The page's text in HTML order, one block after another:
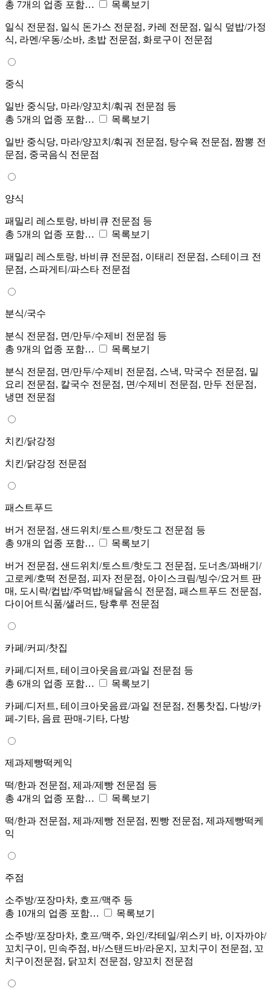
총 7개의 업종 포함… 목록보기
일식 전문점, 일식 돈가스 전문점, 카레 전문점, 일식 덮밥/가정
식, 라멘/우동/소바, 초밥 전문점, 화로구이 전문점
중식
일반 중식당, 마라/양꼬치/훠궈 전문점 등
총 5개의 업종 포함…
목록보기
일반 중식당, 마라/양꼬치/훠궈 전문점, 탕수육 전문점, 짬뽕 전
문점, 중국음식 전문점
양식
패밀리 레스토랑, 바비큐 전문점 등
총 5개의 업종 포함…
목록보기
패밀리 레스토랑, 바비큐 전문점, 이태리 전문점, 스테이크 전
문점, 스파게티/파스타 전문점
분식/국수
분식 전문점, 면/만두/수제비 전문점 등
총 9개의 업종 포함…
목록보기
분식 전문점, 면/만두/수제비 전문점, 스낵, 막국수 전문점, 밀
요리 전문점, 칼국수 전문점, 면/수제비 전문점, 만두 전문점,
냉면 전문점
치킨/닭강정
치킨/닭강정 전문점
패스트푸드
버거 전문점, 샌드위치/토스트/핫도그 전문점 등
총 9개의 업종 포함…
목록보기
버거 전문점, 샌드위치/토스트/핫도그 전문점, 도너츠/꽈배기/
고로케/호떡 전문점, 피자 전문점, 아이스크림/빙수/요거트 판
매, 도시락/컵밥/주먹밥/배달음식 전문점, 패스트푸드 전문점,
다이어트식품/샐러드, 탕후루 전문점
카페/커피/찻집
카페/디저트, 테이크아웃음료/과일 전문점 등
총 6개의 업종 포함…
목록보기
카페/디저트, 테이크아웃음료/과일 전문점, 전통찻집, 다방/카
페-기타, 음료 판매-기타, 다방
제과제빵떡케익
떡/한과 전문점, 제과/제빵 전문점 등
총 4개의 업종 포함…
목록보기
떡/한과 전문점, 제과/제빵 전문점, 찐빵 전문점, 제과제빵떡케
익
주점
소주방/포장마차, 호프/맥주 등
총 10개의 업종 포함…
목록보기
소주방/포장마차, 호프/맥주, 와인/칵테일/위스키 바, 이자까야/
꼬치구이, 민속주점, 바/스탠드바/라운지, 꼬치구이 전문점, 꼬
치구이전문점, 닭꼬치 전문점, 양꼬치 전문점